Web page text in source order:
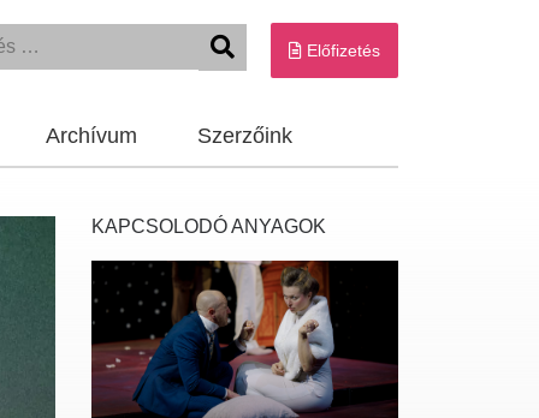
Előfizetés
Archívum Szerzőink
KAPCSOLODÓ ANYAGOK